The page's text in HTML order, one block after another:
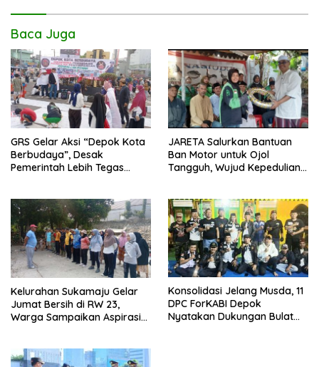
Baca Juga
GRS Gelar Aksi “Depok Kota
Berbudaya”, Desak
Pemerintah Lebih Tegas
JARETA Salurkan Bantuan
Ban Motor untuk Ojol
Tangguh, Wujud Kepedulian
Kelurahan Sukamaju Gelar
Jumat Bersih di RW 23,
Warga Sampaikan Aspirasi
Konsolidasi Jelang Musda, 11
DPC ForKABI Depok
Nyatakan Dukungan Bulat